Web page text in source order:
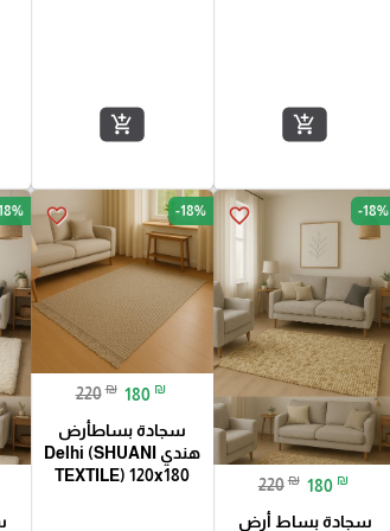
add_shopping_cart
add_shopping_cart
favorite_border -18%
220 ₪ 180 ₪
سجادة بساط أرض
favorite_border -18%
220 ₪ 180 ₪
سجادة بساطأرض
هندي Delhi (SHUANI
TEXTILE) 120x180